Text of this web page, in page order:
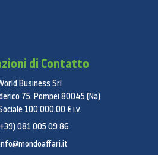
di Contatto
Business Srl
75, Pompei 80045 (Na)
100.000,00 € i.v.
081 005 09 86